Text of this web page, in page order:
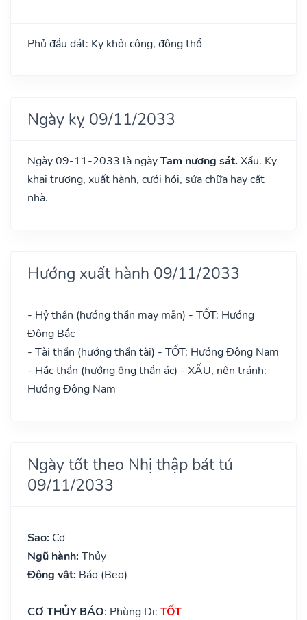
Phủ đầu dát: Kỵ khởi công, động thổ
Ngày kỵ 09/11/2033
Ngày 09-11-2033 là ngàyTam nương sát. Xấu. Kỵ
khai trương, xuất hành, cưới hỏi, sửa chữa hay cất
nhà.
Hướng xuất hành 09/11/2033
- Hỷ thần (hướng thần may mắn) - TỐT: Hướng
Đông Bắc
- Tài thần (hướng thần tài) - TỐT: Hướng Đông Nam
- Hắc thần (hướng ông thần ác) - XẤU, nên tránh:
Hướng Đông Nam
Ngày tốt theo Nhị thập bát tú
09/11/2033
Sao: Cơ
Ngũ hành: Thủy
Động vật: Báo (Beo)
CƠ THỦY BÁO: Phùng Dị: TỐT